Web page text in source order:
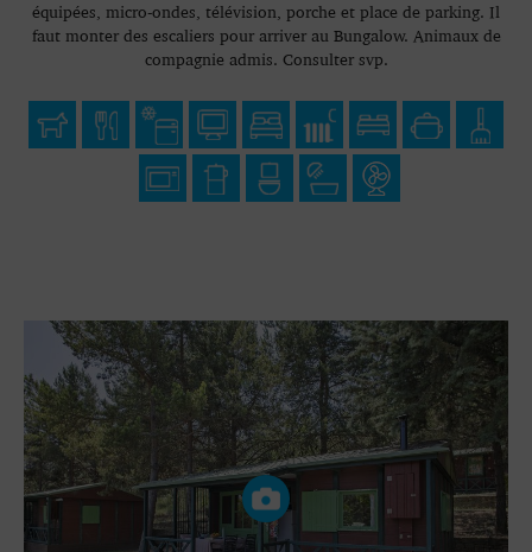
équipées, micro-ondes, télévision, porche et place de parking. Il
faut monter des escaliers pour arriver au Bungalow. Animaux de
compagnie admis. Consulter svp.